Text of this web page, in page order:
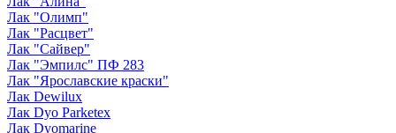
Лак "Олимп"
Лак "Расцвет"
Лак "Сайвер"
Лак "Эмпилс" ПФ 283
Лак "Ярославские краски"
Лак Dewilux
Лак Dyo Parketex
Лак Dyomarine